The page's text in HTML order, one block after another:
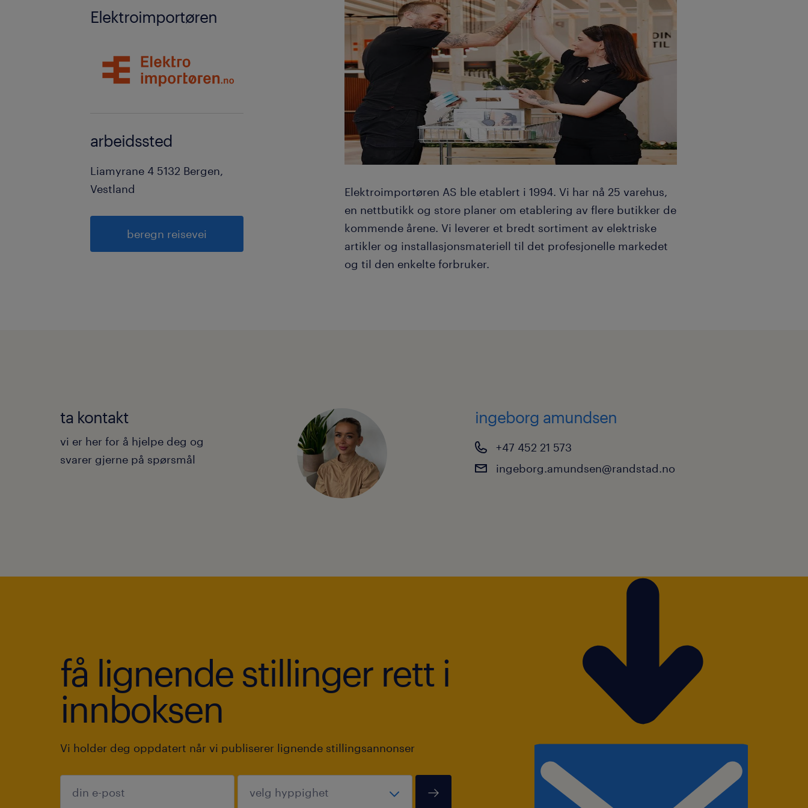
Send inn din cv i dag, vi intervjuer fortløpende
Ta kontakt med ingeborg.amundsen@randstad.no eller på tlf:
452 21 573
Elektroimportøren
arbeidssted
Liamyrane 4 5132 Bergen,
Vestland
beregn reisevei
Elektroimportøren AS ble etablert i 1994. Vi har nå 25 varehus,
en nettbutikk og store planer om etablering av flere butikker de
kommende årene. Vi leverer et bredt sortiment av elektriske
artikler og installasjonsmateriell til det profesjonelle markedet
og til den enkelte forbruker.
ta kontakt
vi er her for å hjelpe deg og
svarer gjerne på spørsmål
ingeborg amundsen
+47 452 21 573
ingeborg.amundsen@randstad.no
få lignende stillinger rett i
innboksen
Vi holder deg oppdatert når vi publiserer lignende stillingsannonser